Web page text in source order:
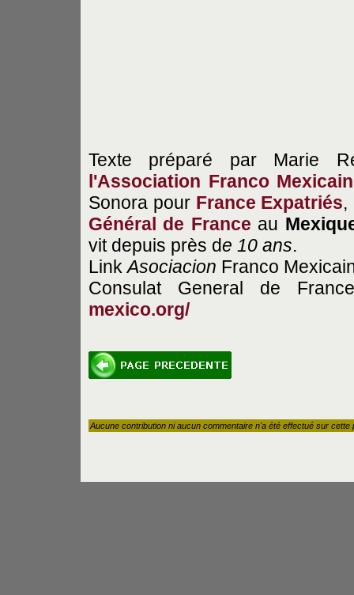
Texte préparé par Marie
l'Association Franco
Sonora pour France Expatriés,
Général de France au
vit depuis près de 10 ans.
LinkAsociacion Franco
Consulat General de
mexico.org/
Aucune contribution ni aucun commentaire n'a été effectué sur cette